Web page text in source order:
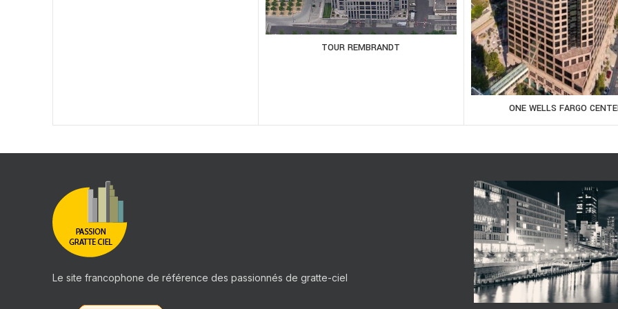
TOUR REMBRANDT
ONE WELLS FARGO
Le site francophone de référence des passionnés de gratte-ciel